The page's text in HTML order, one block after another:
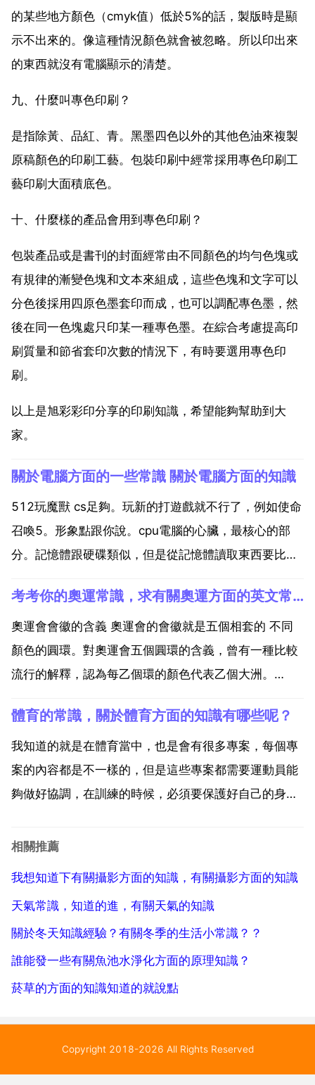
的某些地方顏色（cmyk值）低於5%的話，製版時是顯
示不出來的。像這種情況顏色就會被忽略。所以印出來
的東西就沒有電腦顯示的清楚。
九、什麼叫專色印刷？
是指除黃、品紅、青。黑墨四色以外的其他色油來複製
原稿顏色的印刷工藝。包裝印刷中經常採用專色印刷工
藝印刷大面積底色。
十、什麼樣的產品會用到專色印刷？
包裝產品或是書刊的封面經常由不同顏色的均勻色塊或
有規律的漸變色塊和文本來組成，這些色塊和文字可以
分色後採用四原色墨套印而成，也可以調配專色墨，然
後在同一色塊處只印某一種專色墨。在綜合考慮提高印
刷質量和節省套印次數的情況下，有時要選用專色印
刷。
以上是旭彩彩印分享的印刷知識，希望能夠幫助到大
家。
關於電腦方面的一些常識 關於電腦方面的知識
512玩魔獸 cs足夠。玩新的打遊戲就不行了，例如使命
召喚5。形象點跟你說。cpu電腦的心臟，最核心的部
分。記憶體跟硬碟類似，但是從記憶體讀取東西要比從
處理的資料放在記憶體裡頭。這也是為什麼你可以從硬
碟上劃分一部分空間作為 虛擬記憶體 的原因，他們都...
考考你的奧運常識，求有關奧運方面的英文常識！！急用！！！
奧運會會徽的含義 奧運會的會徽就是五個相套的 不同
顏色的圓環。對奧運會五個圓環的含義，曾有一種比較
流行的解釋，認為每乙個環的顏色代表乙個大洲。
十期指出，這種說法是錯誤的。根據奧林匹克憲章，五
環的含義是象徵五大洲的團結以及全世界的運動員，以
公正 坦...
體育的常識，關於體育方面的知識有哪些呢？
我知道的就是在體育當中，也是會有很多專案，每個專
案的內容都是不一樣的，但是這些專案都需要運動員能
夠做好協調，在訓練的時候，必須要保護好自己的身
跑步是最基本的鍛鍊方式，而且可以讓全身的部位都得
相關推薦
我想知道下有關攝影方面的知識，有關攝影方面的知識
天氣常識，知道的進，有關天氣的知識
關於冬天知識經驗？有關冬季的生活小常識？？
誰能發一些有關魚池水淨化方面的原理知識？
菸草的方面的知識知道的就說點
Copyright 2018-2026 All Rights Reserved